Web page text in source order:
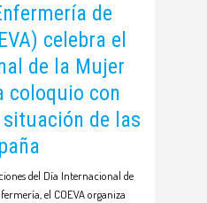
de
celebra el
de la Mujer
coloquio con
de las
del Día Internacional de
el COEVA organiza